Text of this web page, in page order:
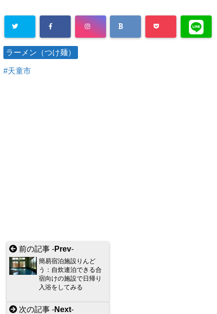
ラーメン（つけ麺）
天童市
前の記事 -Prev-
簡易宿泊施設りんど
う：自炊連泊できる合
宿向けの施設で日帰り
入浴をしてみる
次の記事 -Next-